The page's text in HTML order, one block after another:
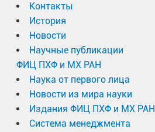
Контакты
История
Новости
Научные публикации
ФИЦ ПХФ и МХ РАН
Наука от первого лица
Новости из мира науки
Издания ФИЦ ПХФ и МХ РАН
Система менеджмента